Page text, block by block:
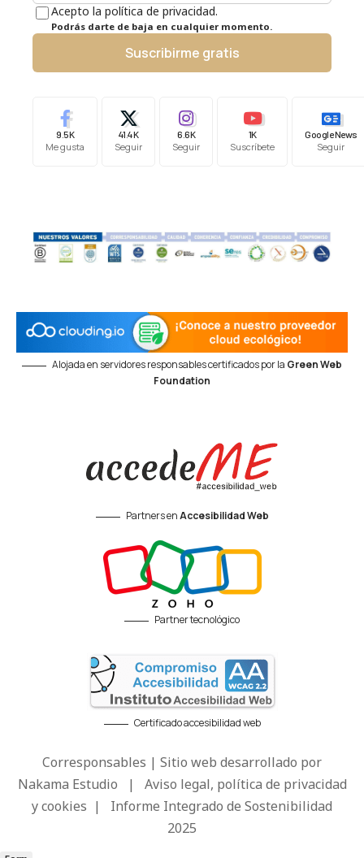
Acepto la política de privacidad.
Podrás darte de baja en cualquier momento.
Suscribirme gratis
9.5K
Me gusta
41.4K
Seguir
6.6K
Seguir
1K
Suscríbete
Google News
Seguir
Alojada en servidores responsables certificados por la Green Web
Foundation
Partners enAccesibilidad Web
Partner tecnológico
Certificado accesibilidad web
Corresponsables | Sitio web desarrollado por
Nakama Estudio | Aviso legal, política de privacidad
y cookies | Informe Integrado de Sostenibilidad
2025